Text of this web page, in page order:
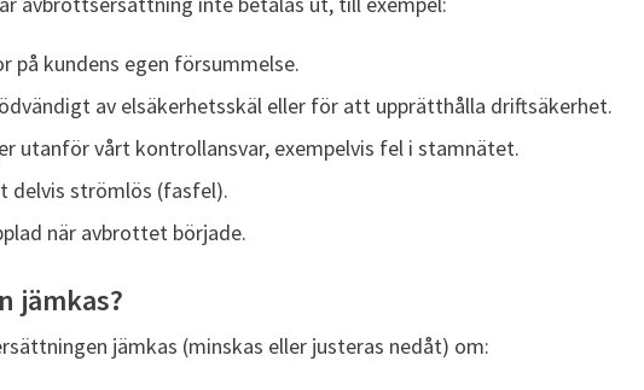
på kundens egen försummelse.
av elsäkerhetsskäl eller för att upprätthålla driftsäkerhet.
utanför vårt kontrollansvar, exempelvis fel i stamnätet.
delvis strömlös (fasfel).
när avbrottet började.
jämkas?
jämkas (minskas eller justeras nedåt) om: